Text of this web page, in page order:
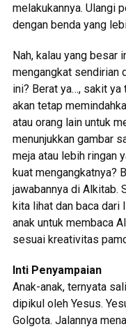
melakukannya. Ulangi
dengan benda yang
Nah, kalau yang besar
mengangkat sendirian
ini? Berat ya…, sakit ya
akan tetap
atau orang lain untuk
menunjukkan gambar
meja atau lebih ringan
kuat mengangkatnya?
jawabannya di Alkitab.
kita lihat dan baca dari
anak untuk membaca
sesuai kreativitas
Inti Penyampaian
Anak-anak, ternyata
dipikul oleh Yesus.
Golgota. Jalannya